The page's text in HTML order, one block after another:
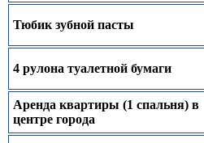
Тюбик зубной пасты
4 рулона туалетной бумаги
Аренда квартиры (1 спальня) в
центре города